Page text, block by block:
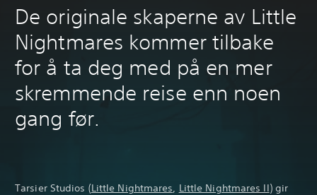
De originale skaperne av Little
Nightmares kommer tilbake
for å ta deg med på en mer
skremmende reise enn noen
gang før.
Tarsier Studios (Little Nightmares Little Nightmares II) gir